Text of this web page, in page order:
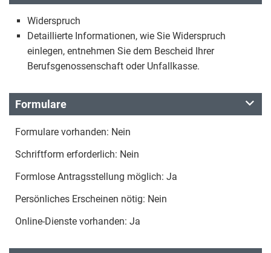
Widerspruch
Detaillierte Informationen, wie Sie Widerspruch
einlegen, entnehmen Sie dem Bescheid Ihrer
Berufsgenossenschaft oder Unfallkasse.
Formulare
Formulare vorhanden: Nein
Schriftform erforderlich: Nein
Formlose Antragsstellung möglich: Ja
Persönliches Erscheinen nötig: Nein
Online-Dienste vorhanden: Ja